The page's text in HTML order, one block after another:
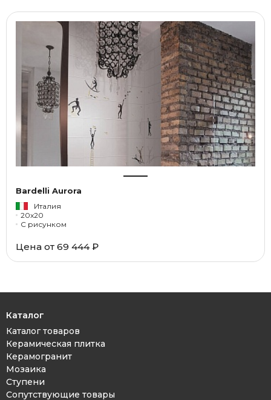
Bardelli Aurora
Италия
20x20
С рисунком
Цена от 69 444 ₽
Каталог
Каталог товаров
Керамическая плитка
Керамогранит
Мозаика
Ступени
Сопутствующие товары